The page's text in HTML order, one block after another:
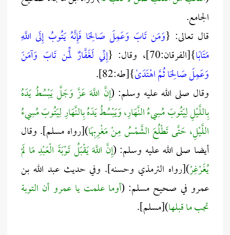
الجامع.
قال تعالى: {وَمَن تَابَ وَعَمِلَ صَالِحًا فَإِنَّهُ يَتُوبُ إِلَى اللَّهِ
مَتَابًا}[الفرقان:70]، وقال: {
إِنِّي لَغَفَّارٌ لِّمَن تَابَ وَآمَنَ
وَعَمِلَ صَالِحًا ثُمَّ اهْتَدَىٰ}[طه:82].
وقال صلى الله عليه وسلم: (إِنَّ اللَّهَ عَزَّ وَجَلَّ يَبْسُطُ يَدَهُ
بِاللَّيْلِ لِيَتُوبَ مُسِيءُ النَّهَارِ، وَيَبْسُطُ يَدَهُ بِالنَّهَارِ لِيَتُوبَ مُسِيءُ
اللَّيْلِ، حَتَّى تَطْلُعَ الشَّمْسُ مِنْ مَغْرِبِهَا)[رواه مسلم]. وقال
أيضا صلى الله عليه وسلم: (إِنَّ اللَّهَ يَقْبَلُ تَوْبَةَ الْعَبْدِ مَا لَمْ
يُغَرْغِرْ)[رواه الترمذي وحسنه]. وفي حديث عبد الله بن
عمرو في صحيح مسلم: (أوما علمت يا عمرو أن التوبة
تجب ما قبلها)[مسلم].